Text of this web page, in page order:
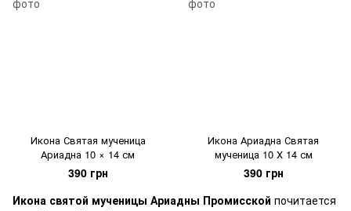
Икона Святая мученица
Ариадна 10 × 14 см
390 грн
Икона Ариадна Святая
мученица 10 Х 14 см
390 грн
Икона святой мученицы Ариадны Промисской почитается